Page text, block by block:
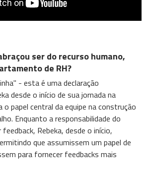
ser do recurso humano,
de RH?
- esta é uma declaração
desde o início de sua jornada na
o papel central da equipe na construção
Enquanto a responsabilidade do
Rebeka, desde o início,
que assumissem um papel de
para fornecer feedbacks mais